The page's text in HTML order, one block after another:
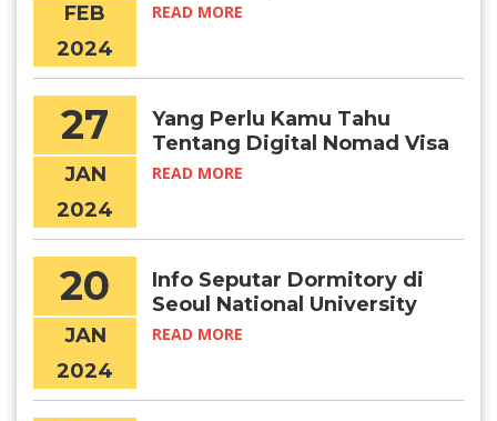
FEB
2024
READ MORE
27
JAN
2024
Yang Perlu Kamu Tahu
Tentang Digital Nomad Visa
Korea
READ MORE
20
JAN
2024
Info Seputar Dormitory di
Seoul National University
READ MORE